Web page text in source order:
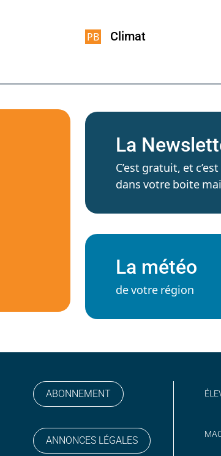
Climat
La
C’est gratuit, et
dans votre boite mail
La météo
de votre région
ABONNEMENT
ANNONCES LÉGALES